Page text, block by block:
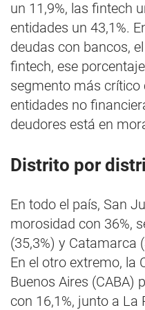
un 11,9%, las fintech
entidades un 43,1%.
deudas con bancos,
fintech, ese
segmento más crítico
entidades no
deudores está en
Distrito por
En todo el país, San
morosidad con 36%,
(35,3%) y Catamarca
En el otro extremo, la
Buenos Aires (CABA)
con 16,1%, junto a La